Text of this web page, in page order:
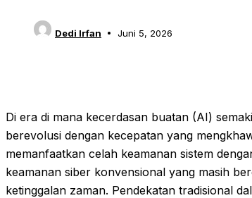
Dedi Irfan Juni 5, 2026
Di era di mana kecerdasan buatan (AI)
berevolusi dengan kecepatan yang
memanfaatkan celah keamanan sistem
keamanan siber konvensional yang masih
ketinggalan zaman. Pendekatan tradisional